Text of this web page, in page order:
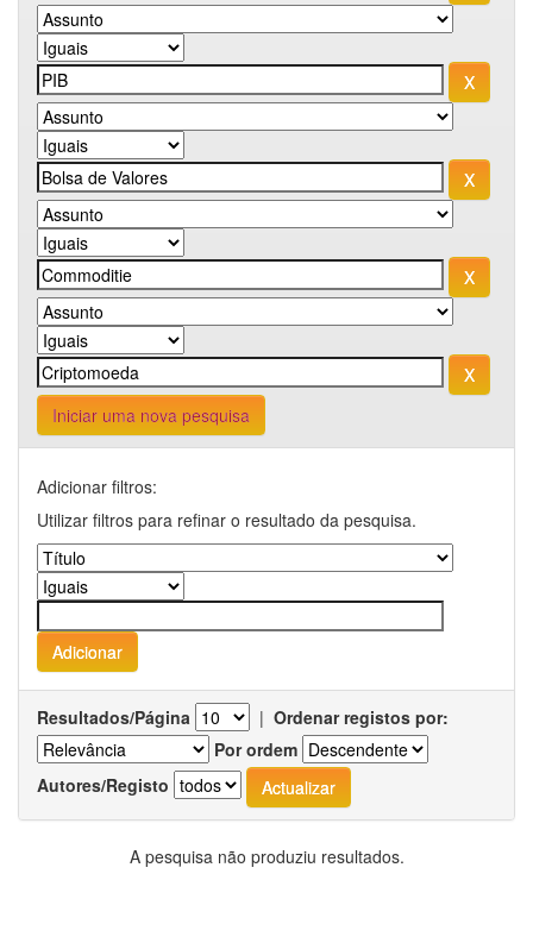
Iniciar uma nova pesquisa
Adicionar filtros:
Utilizar filtros para refinar o resultado da pesquisa.
Resultados/Página | Ordenar registos por:
Por ordem
Autores/Registo
A pesquisa não produziu resultados.